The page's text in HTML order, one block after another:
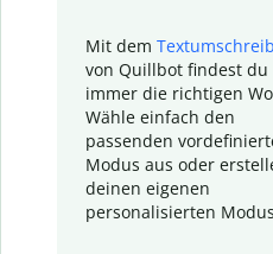
Mit dem
von Quillbot findest du
immer die richtigen
Wähle einfach den
passenden
Modus aus oder
deinen eigenen
personalisierten